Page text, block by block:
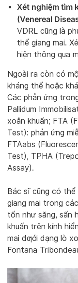
Xét nghiệm tìm
(Venereal
VDRL cũng là
thể giang mai.
hiện thông qua
Ngoài ra còn có
kháng thể hoặc
Các phản ứng
Pallidum
xoắn khuẩn; FTA
Test): phản ứng
FTAabs
Test), TPHA
Assay).
Bác sĩ cũng có thể
giang mai trong
tổn như săng, sẩn
khuẩn trên kính
mai dƣới dạng lò
Fontana